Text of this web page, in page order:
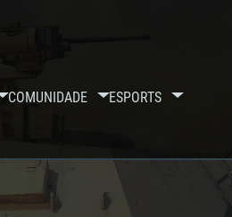
COMUNIDADE ESPORTS